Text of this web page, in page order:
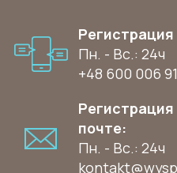
Регистрация
Пн. - Вс.: 24ч
+48 600 006
почте:
Пн. - Вс.: 24ч